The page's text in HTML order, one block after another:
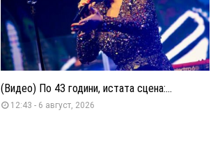
(Видео) По 43 години, истата сцена:...
12:43 - 6 август, 2026